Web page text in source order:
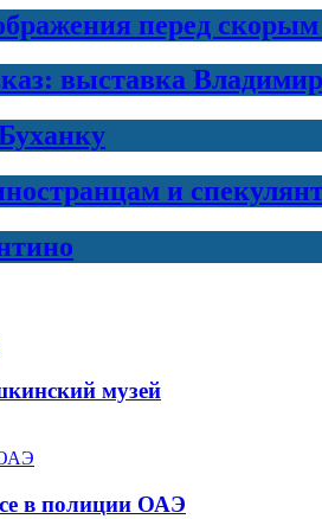
перед
выставка
и
музей
в полиции ОАЭ